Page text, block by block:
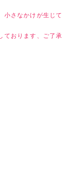
小さなかけが生じて
ております、ご了承